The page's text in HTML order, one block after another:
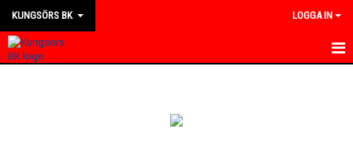
KUNGSÖRS BK LOGGA IN